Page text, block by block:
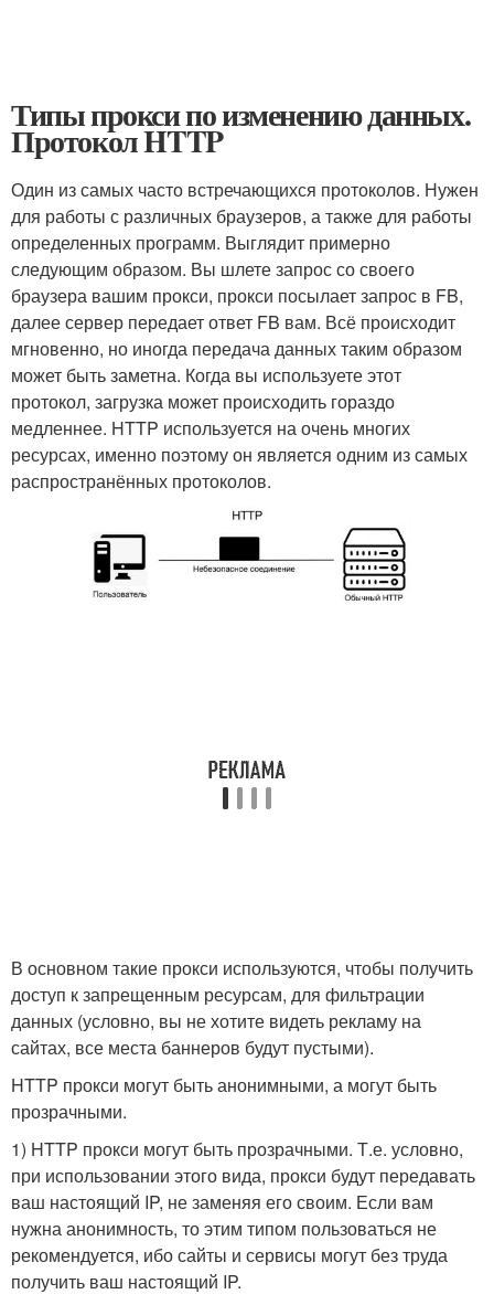
Типы прокси по изменению данных.
Протокол HTTP
Один из самых часто встречающихся протоколов. Нужен
для работы с различных браузеров, а также для работы
определенных программ. Выглядит примерно
следующим образом. Вы шлете запрос со своего
браузера вашим прокси, прокси посылает запрос в FB,
далее сервер передает ответ FB вам. Всё происходит
мгновенно, но иногда передача данных таким образом
может быть заметна. Когда вы используете этот
протокол, загрузка может происходить гораздо
медленнее. HTTP используется на очень многих
ресурсах, именно поэтому он является одним из самых
распространённых протоколов.
В основном такие прокси используются, чтобы получить
доступ к запрещенным ресурсам, для фильтрации
данных (условно, вы не хотите видеть рекламу на
сайтах, все места баннеров будут пустыми).
HTTP прокси могут быть анонимными, а могут быть
прозрачными.
1) HTTP прокси могут быть прозрачными. Т.е. условно,
при использовании этого вида, прокси будут передавать
ваш настоящий IP, не заменяя его своим. Если вам
нужна анонимность, то этим типом пользоваться не
рекомендуется, ибо сайты и сервисы могут без труда
получить ваш настоящий IP.